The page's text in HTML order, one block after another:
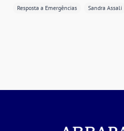
Resposta a Emergências
Sandra Assali